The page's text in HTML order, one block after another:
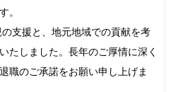
。
の支援と、地元地域での貢献を考
たしました。長年のご厚情に深く
職のご承諾をお願い申し上げま